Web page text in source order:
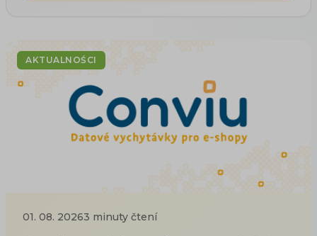
AKTUALNOŚCI
01. 08. 20263 minuty čtení